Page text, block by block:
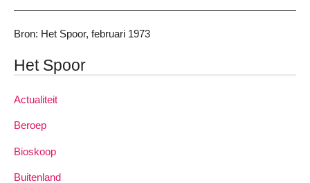
Bron: Het Spoor, februari 1973
Het Spoor
Actualiteit
Beroep
Bioskoop
Buitenland